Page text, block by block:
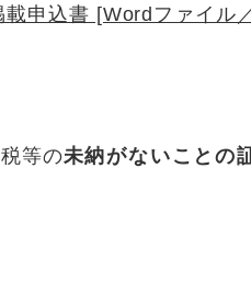
申込書 [Wordファイル
等の未納がないことの